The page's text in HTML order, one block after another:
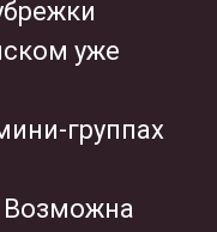
уже
группах
Возможна